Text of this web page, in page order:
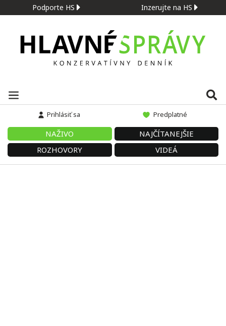
Podporte HS Inzerujte na HS
Prihlásiť sa Predplatné
NAŽIVO
NAJČÍTANEJŠIE
ROZHOVORY
VIDEÁ